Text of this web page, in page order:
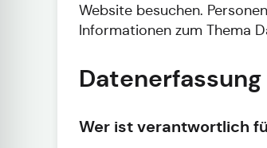
Website besuchen.
Informationen zum Thema
Wer ist verantwortlich